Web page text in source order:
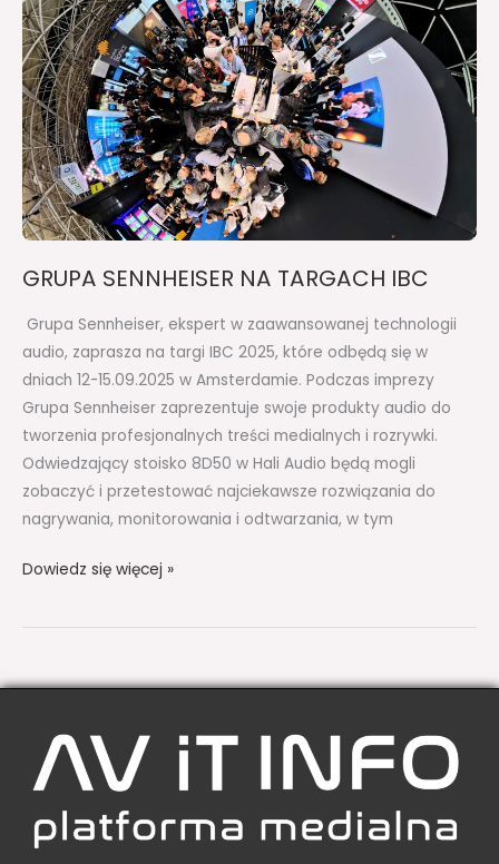
GRUPA SENNHEISER NA TARGACH IBC
Grupa Sennheiser, ekspert w zaawansowanej technologii
audio, zaprasza na targi IBC 2025, które odbędą się w
dniach 12-15.09.2025 w Amsterdamie. Podczas imprezy
Grupa Sennheiser zaprezentuje swoje produkty audio do
tworzenia profesjonalnych treści medialnych i rozrywki.
Odwiedzający stoisko 8D50 w Hali Audio będą mogli
zobaczyć i przetestować najciekawsze rozwiązania do
nagrywania, monitorowania i odtwarzania, w tym
SENNHEISER
NA
TARGACH
IBC
Dowiedz się więcej »